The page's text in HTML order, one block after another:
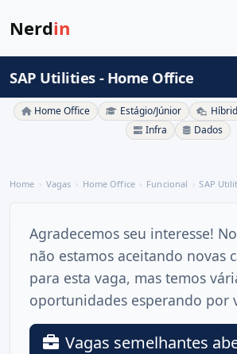
Nerdin
SAP Utilities - Home Office
Home Office Estágio/Júnior
Infra
Dados
Home Vagas Home Office Funcional SAP
Agradecemos seu interesse!
não estamos aceitando novas
para esta vaga, mas temos
oportunidades esperando por
Vagas semelhantes